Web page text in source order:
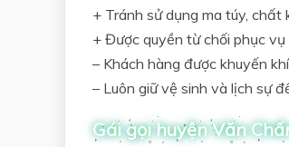
+ Tránh sử dụng ma túy, chất
+ Được quyền từ chối phục
– Khách hàng được khuyến
– Luôn giữ vệ sinh và lịch sự
Gái gọi huyện Văn